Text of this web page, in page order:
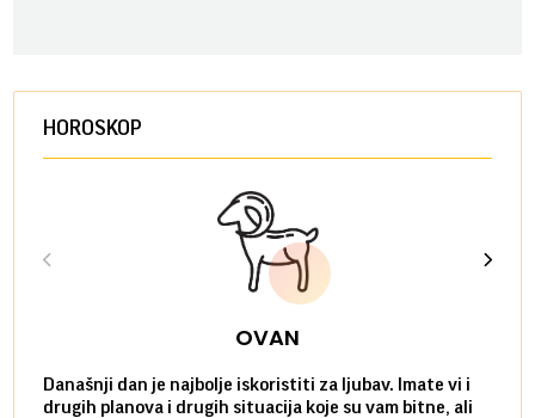
HOROSKOP
OVAN
Današnji dan je najbolje iskoristiti za ljubav. Imate vi i
drugih planova i drugih situacija koje su vam bitne, ali